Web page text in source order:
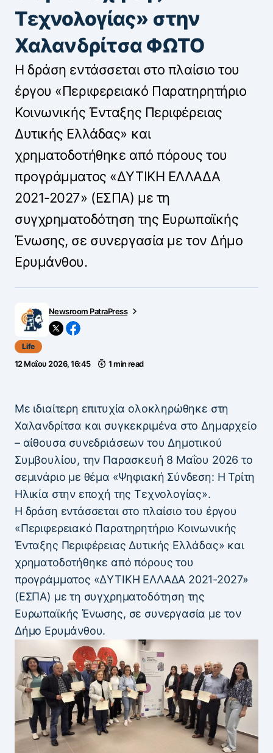
Τεχνολογίας» στην
Χαλανδρίτσα ΦΩΤΟ
Η δράση εντάσσεται στο πλαίσιο του
έργου «Περιφερειακό Παρατηρητήριο
Κοινωνικής Ένταξης Περιφέρειας
Δυτικής Ελλάδας» και
χρηματοδοτήθηκε από πόρους του
προγράμματος «ΔΥΤΙΚΗ ΕΛΛΑΔΑ
2021-2027» (ΕΣΠΑ) με τη
συγχρηματοδότηση της Ευρωπαϊκής
Ένωσης, σε συνεργασία με τον Δήμο
Ερυμάνθου.
Newsroom PatraPress
Life
12 Μαΐου 2026, 16:45 1 min read
Με ιδιαίτερη επιτυχία ολοκληρώθηκε στη
Χαλανδρίτσα και συγκεκριμένα στο Δημαρχείο
– αίθουσα συνεδριάσεων του Δημοτικού
Συμβουλίου, την Παρασκευή 8 Μαΐου 2026 το
σεμινάριο με θέμα «Ψηφιακή Σύνδεση: Η Τρίτη
Ηλικία στην εποχή της Τεχνολογίας».
Η δράση εντάσσεται στο πλαίσιο του έργου
«Περιφερειακό Παρατηρητήριο Κοινωνικής
Ένταξης Περιφέρειας Δυτικής Ελλάδας» και
χρηματοδοτήθηκε από πόρους του
προγράμματος «ΔΥΤΙΚΗ ΕΛΛΑΔΑ 2021-2027»
(ΕΣΠΑ) με τη συγχρηματοδότηση της
Ευρωπαϊκής Ένωσης, σε συνεργασία με τον
Δήμο Ερυμάνθου.